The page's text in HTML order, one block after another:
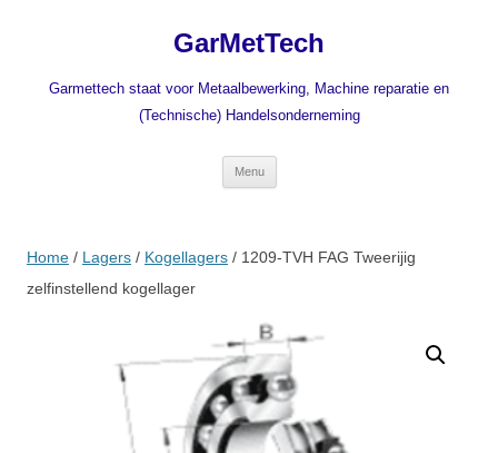
GarMetTech
Garmettech staat voor Metaalbewerking, Machine reparatie en
(Technische) Handelsonderneming
Menu
Home / Lagers / Kogellagers / 1209-TVH FAG Tweerijig
zelfinstellend kogellager